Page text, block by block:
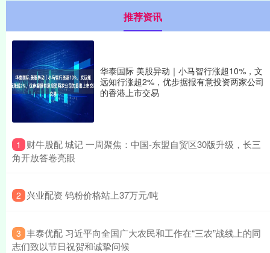
推荐资讯
华泰国际 美股异动｜小马智行涨超10%，文
远知行涨超2%，优步据报有意投资两家公司
的香港上市交易
1
​财牛股配 城记 一周聚焦：中国-东盟自贸区30版升级，长三
角开放答卷亮眼
2 ​兴业配资 钨粉价格站上37万元/吨
3 ​丰泰优配 习近平向全国广大农民和工作在“三农”战线上的同
志们致以节日祝贺和诚挚问候